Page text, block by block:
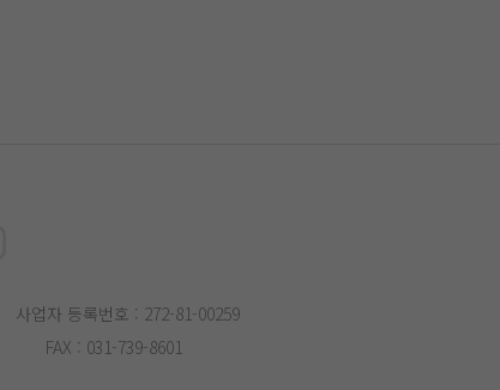
사업자 등록번호 : 272-81-00259
FAX : 031-739-8601